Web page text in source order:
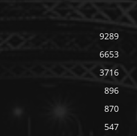
9289
6653
3716
896
870
547